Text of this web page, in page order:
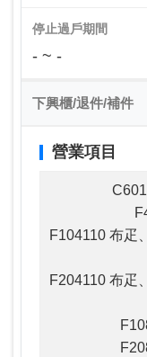
停止過戶期間
- ~ -
下興櫃/退件/補件
營業項目
F104110 布疋
F204110 布疋